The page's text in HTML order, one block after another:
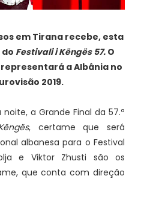
em Tirana recebe, esta
Festivali i Këngës 57. O
a Albânia no
2019.
a Grande Final da 57.ª
, certame que será
albanesa para o Festival
e Viktor Zhusti são os
que conta com direção